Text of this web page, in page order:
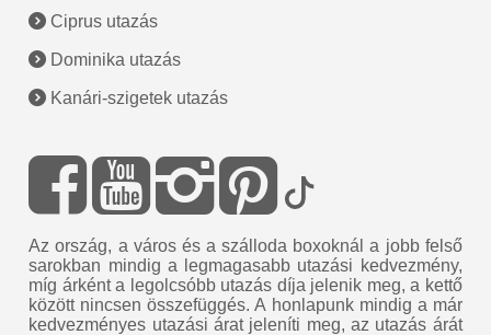
Ciprus utazás
Dominika utazás
Kanári-szigetek utazás
Az ország, a város és a szálloda boxoknál a jobb felső
sarokban mindig a legmagasabb utazási kedvezmény,
míg árként a legolcsóbb utazás díja jelenik meg, a kettő
között nincsen összefüggés. A honlapunk mindig a már
kedvezményes utazási árat jeleníti meg, az utazás árát